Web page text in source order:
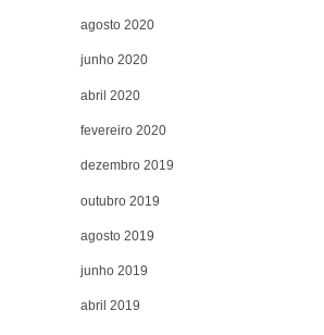
agosto 2020
junho 2020
abril 2020
fevereiro 2020
dezembro 2019
outubro 2019
agosto 2019
junho 2019
abril 2019